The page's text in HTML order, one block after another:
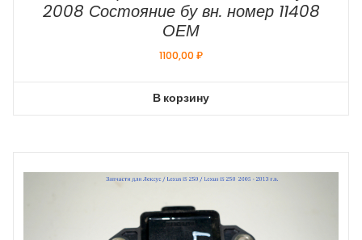
2008 Состояние бу вн. номер 11408
ОЕМ
1100,00₽
В корзину